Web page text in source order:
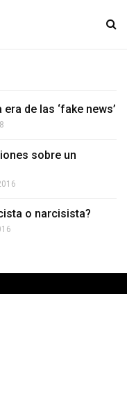
era de las ‘fake news’
sobre un
o narcisista?